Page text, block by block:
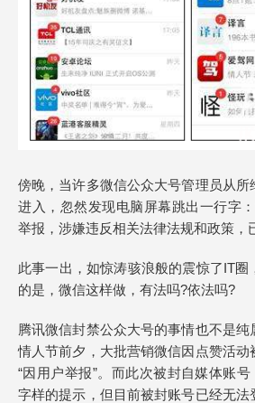
傍晚，当许多微信公众大号管理员从所
进入，忽然发现电脑屏幕跳出一行字
举报，涉嫌违反相关法律法规和政策，
此事一出，如惊涛骇浪般的震惊了IT圈
的是，微信这样做，有法吗?依法吗?
腾讯微信封禁公众大号的事情也不是纯
情人节前夕，大批营销微信因点赞活动
“因用户举报”。而此次被封自媒体账号
字样的提示，但目前被封账号已经无